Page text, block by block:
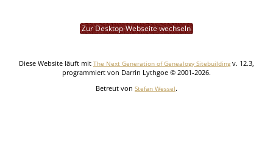
Zur Desktop-Webseite wechseln
Diese Website läuft mit The Next Generation of Genealogy Sitebuilding v. 12.3,
programmiert von Darrin Lythgoe © 2001-2026.
Betreut von Stefan Wessel.